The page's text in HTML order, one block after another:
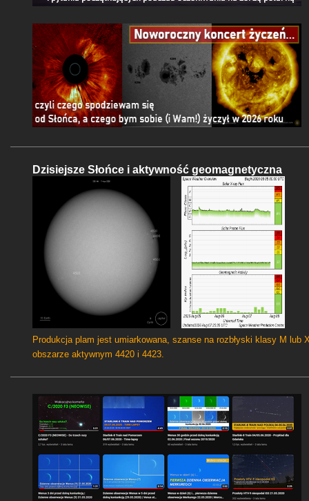
Dzisiejsze Słońce i aktywność geomagnetyczna
Produkcja plam jest umiarkowana, szanse na rozbłyski klasy M lub
obszarze aktywnym 4420 i 4423.